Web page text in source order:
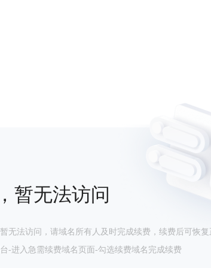
暂无法访问
无法访问，请域名所有人及时完成续费，续费后可恢复
-进入急需续费域名页面-勾选续费域名完成续费